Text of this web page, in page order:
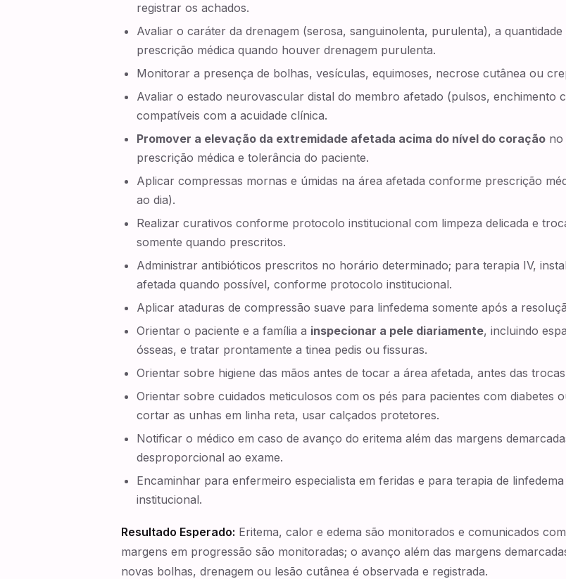
registrar os achados.
Avaliar o caráter da drenagem (serosa, sanguinolenta, purulenta), a
prescrição médica quando houver drenagem purulenta.
Monitorar a presença de bolhas, vesículas, equimoses, necrose cutânea ou
Avaliar o estado neurovascular distal do membro afetado (pulsos, enchimento
compatíveis com a acuidade clínica.
Promover a elevação da extremidade afetada acima do nível do coração no
prescrição médica e tolerância do paciente.
Aplicar compressas mornas e úmidas na área afetada conforme prescrição
ao dia).
Realizar curativos conforme protocolo institucional com limpeza delicada e
somente quando prescritos.
Administrar antibióticos prescritos no horário determinado; para terapia IV,
afetada quando possível, conforme protocolo institucional.
Aplicar ataduras de compressão suave para linfedema somente após a
Orientar o paciente e a família a inspecionar a pele diariamente, incluindo
ósseas, e tratar prontamente a tinea pedis ou fissuras.
Orientar sobre higiene das mãos antes de tocar a área afetada, antes das
Orientar sobre cuidados meticulosos com os pés para pacientes com diabetes
cortar as unhas em linha reta, usar calçados protetores.
Notificar o médico em caso de avanço do eritema além das margens
desproporcional ao exame.
Encaminhar para enfermeiro especialista em feridas e para terapia de
institucional.
Resultado Esperado: Eritema, calor e edema são monitorados e comunicados
margens em progressão são monitoradas; o avanço além das margens
novas bolhas, drenagem ou lesão cutânea é observada e registrada.